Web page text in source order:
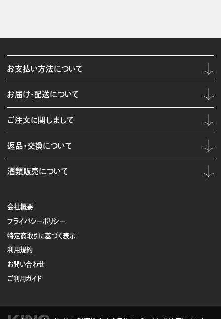
会社概要
プライバシーポリシー
特定商取引に基づく表示
利用規約
お問い合わせ
ご利用ガイド
お支払い方法について
お届け・配送について
ご注文に関しまして
返品・交換について
酒類販売について